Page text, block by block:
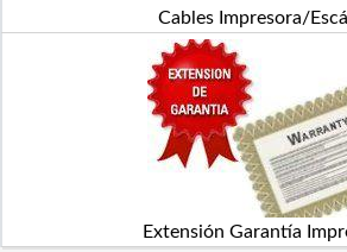
Cables Impresora/
Extensión Garantía